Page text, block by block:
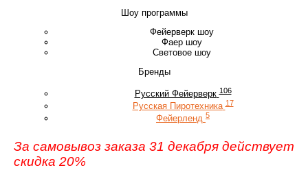
Шоу программы
Фейерверк шоу
Фаер шоу
Световое шоу
Бренды
Русский Фейерверк 106
Русская Пиротехника 17
Фейерленд 5
За самовывоз заказа 31 декабря действует
скидка 20%